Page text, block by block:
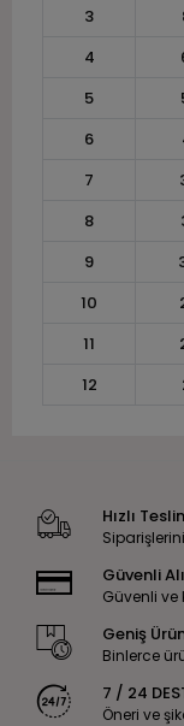
3
4
5
6
7
8
9
10
11
12
Hızlı
Güvenli
Güvenli
Geniş
Binlerce
7 / 24
Öneri ve